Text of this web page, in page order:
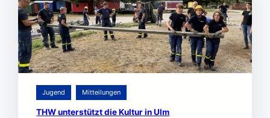
Jugend Mitteilungen
THW unterstützt die Kultur in Ulm